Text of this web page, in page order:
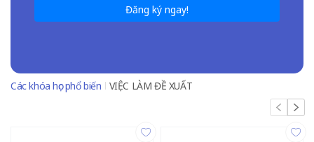
Đăng ký ngay!
Các khóa học phổ biến VIỆC LÀM ĐỀ XUẤT